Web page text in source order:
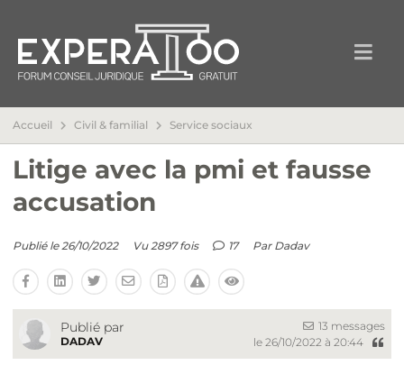
Accueil Civil & familial Service sociaux
Litige avec la pmi et fausse
accusation
Publié le 26/10/2022 Vu 2897 fois 17 Par Dadav
Publié par
DADAV
13 messages
le 26/10/2022 à 20:44